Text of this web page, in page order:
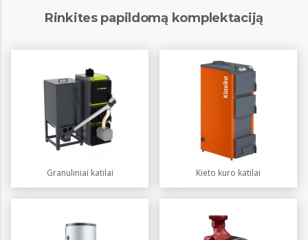
Rinkites papildomą komplektaciją
Granuliniai katilai Kieto kuro katilai